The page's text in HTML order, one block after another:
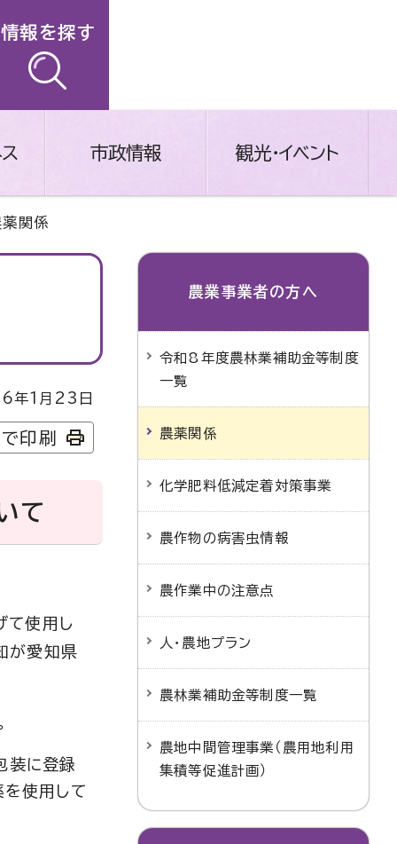
情報を探す
市政情報 観光・イベント
関係
1月23日
印刷
て
て使用し
が愛知県
装に登録
使用して
農業事業者の方へ
令和8年度農林業補助金等制度
一覧
農薬関係
化学肥料低減定着対策事業
農作物の病害虫情報
農作業中の注意点
人・農地プラン
農林業補助金等制度一覧
農地中間管理事業（農用地利用
集積等促進計画）